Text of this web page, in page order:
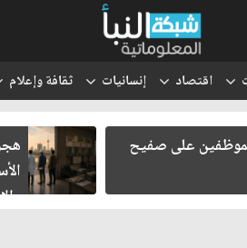
اقتصاد إنسانيات ثقافة وإعلام
على صفيح